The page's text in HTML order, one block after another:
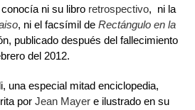
ni su libro retrospectivo, ni la
, ni el facsímil de Rectángulo en la
publicado después del fallecimiento
del 2012.
, una especial mitad enciclopedia,
por Jean Mayer e ilustrado en su